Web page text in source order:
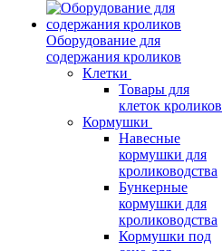
Оборудование для
содержания кроликов
Клетки
Товары для
клеток кроликов
Кормушки
Навесные
кормушки для
кролиководства
Бункерные
кормушки для
кролиководства
Кормушки под